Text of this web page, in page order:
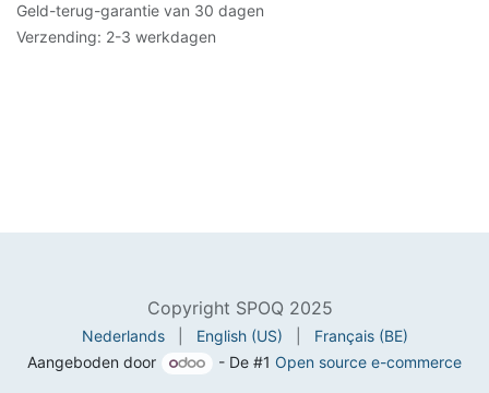
Geld-terug-garantie van 30 dagen
Verzending: 2-3 werkdagen
Copyright SPOQ 2025
Nederlands English (US)
Français (BE)
Aangeboden door
- De #1 Open source e-commerce